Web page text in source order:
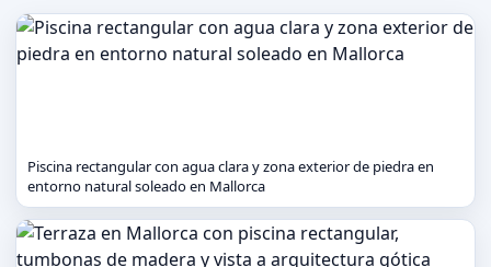
Piscina rectangular con agua clara y zona exterior de piedra en
entorno natural soleado en Mallorca